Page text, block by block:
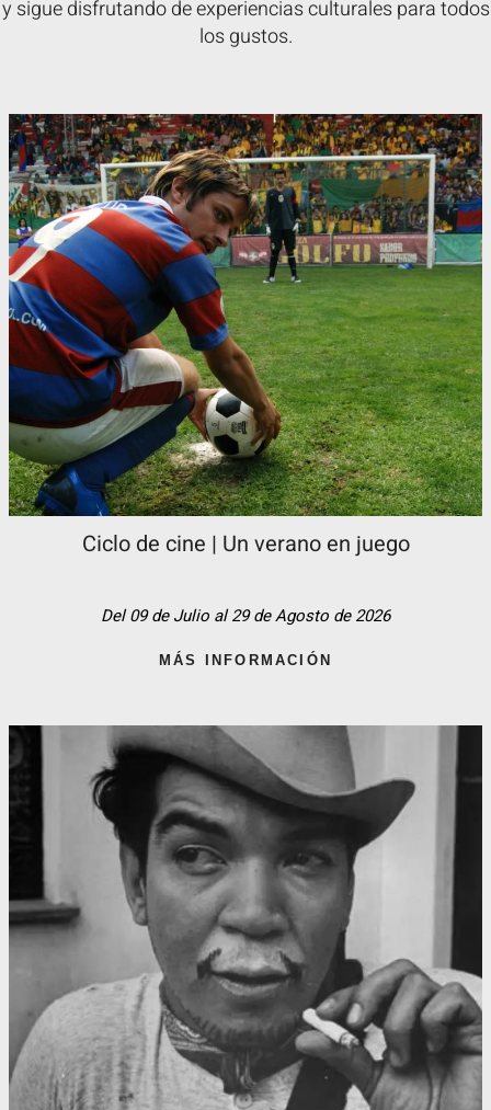
y sigue disfrutando de experiencias culturales para todos
los gustos.
Ciclo de cine | Un verano en juego
Del 09 de Julio al 29 de Agosto de 2026
MÁS INFORMACIÓN